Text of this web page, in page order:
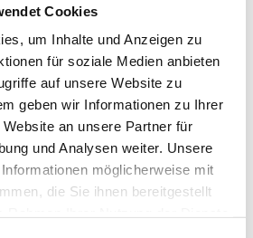
Cookies
um Inhalte und Anzeigen zu
für soziale Medien anbieten
auf unsere Website zu
geben wir Informationen zu Ihrer
an unsere Partner für
und Analysen weiter. Unsere
möglicherweise mit
die Sie ihnen bereitgestellt
Beitrag ist unser
in Essen.
welchen Privatversicherungen
und was wir als Experten aus
dürfen. Wir freuen uns
und beraten Sie gerne
Termin, den Sie telefonisch
in Essen vereinbaren können.
mit einer